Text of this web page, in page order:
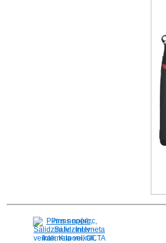
Pirms nopērc,
Salidzini.lv - Interneta
veikali, Kuponi, OCTA